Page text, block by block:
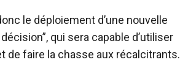
le déploiement d’une nouvelle
qui sera capable d’utiliser
de faire la chasse aux récalcitrants.